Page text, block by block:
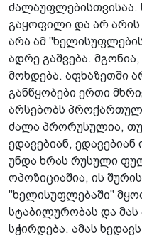
ძალაუფლებისთვისაა.
გაყოფილი და არ
არა ამ
ადრე გაშვება.
მოხდება. აფხაზეთში
განწყობები ერთი
არსებობს
ძალა პრორუსულია, თუ
ედავებიან, ედავებიან
უნდა ხრას რუსული
ოპოზიციაშია, ის
"ხელისუფლებაში"
სტაბილურობას და
სჭირდება. ამას